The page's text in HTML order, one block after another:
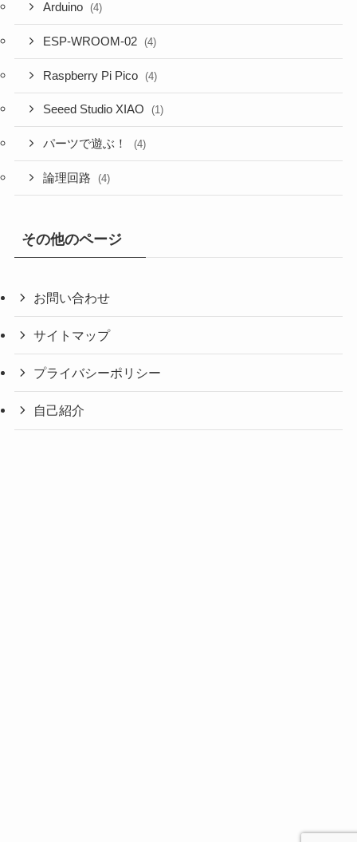
Arduino (4)
ESP-WROOM-02 (4)
Raspberry Pi Pico (4)
Seeed Studio XIAO (1)
パーツで遊ぶ！ (4)
論理回路 (4)
その他のページ
お問い合わせ
サイトマップ
プライバシーポリシー
自己紹介